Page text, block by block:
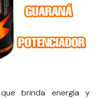
brinda energía y